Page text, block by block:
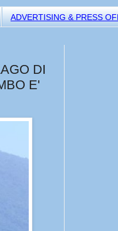
ADVERTISING & PRESS
DI
E'